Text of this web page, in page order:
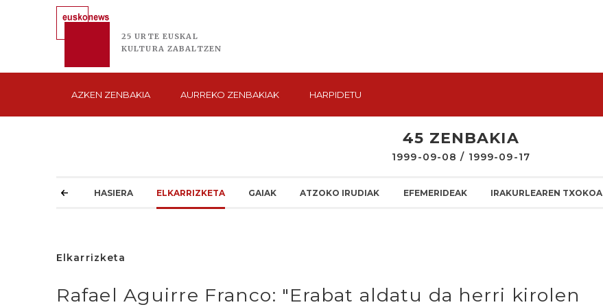
25 URTE EUSKAL
KULTURA ZABALTZEN
AZKEN ZENBAKIA AURREKO ZENBAKIAK HARPIDETU
45 ZENBAKIA
1999-09-08 / 1999-09-17
HASIERA ELKARRIZKETA GAIAK ATZOKO IRUDIAK EFEMERIDEAK IRAKURLEAREN TXOKOA
Elkarrizketa
Rafael Aguirre Franco: "Erabat aldatu da herri kirolen